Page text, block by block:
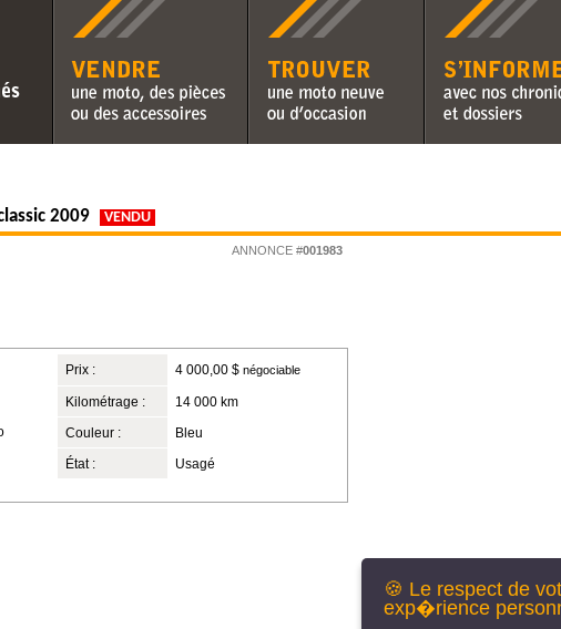
Vendre une moto, des pièces ou
des accessoires
Trouver une moto neuve ou
d'occasion
S'informer avec nos
chroniques moto et
2009 VENDU
ANNONCE #001983
Prix : 4 000,00 $ négociable
Kilométrage : 14 000 km
Couleur : Bleu
État : Usagé
🍪 Le respect de
exp�rience